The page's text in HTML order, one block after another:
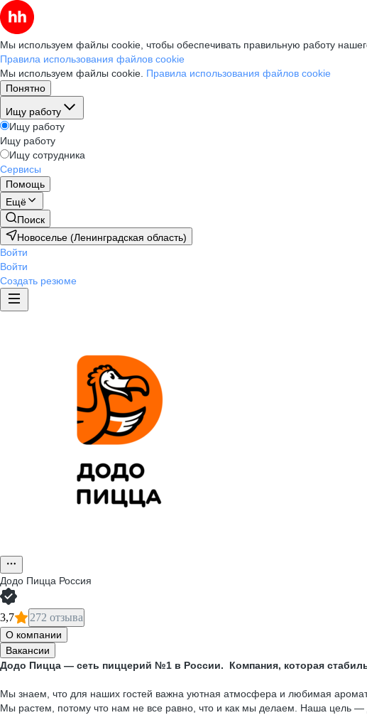
Мы используем файлы cookie, чтобы обеспечивать правильную работу
Правила использования файлов cookie
Мы используем файлы cookie. Правила использования файлов cookie
Понятно
Ищу работу
Ищу работу
Ищу работу
Ищу сотрудника
Сервисы
Помощь
Ещё
Поиск
Новоселье (Ленинградская область)
Войти
Войти
Создать резюме
Додо Пицца Россия
3,7 272 отзыва
О компании
Вакансии
Додо Пицца — сеть пиццерий №1 в России. Компания, которая
Мы знаем, что для наших гостей важна уютная атмосфера и любимая
Мы растем, потому что нам не все равно, что и как мы делаем. Наша цель